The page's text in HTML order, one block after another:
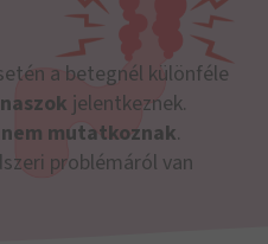
a betegnél különféle
jelentkeznek.
mutatkoznak.
problémáról van